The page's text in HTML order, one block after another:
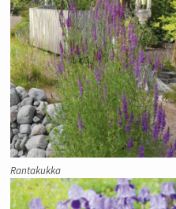
Rantakukka